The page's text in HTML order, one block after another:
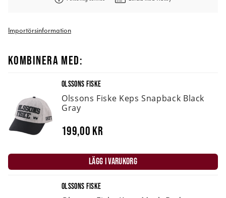
Importörsinformation
KOMBINERA MED:
OLSSONS FISKE
Olssons Fiske Keps Snapback Black
Gray
199,00 kr
LÄGG I VARUKORG
OLSSONS FISKE